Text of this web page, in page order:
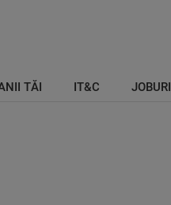
TĂI IT&C JOBURI